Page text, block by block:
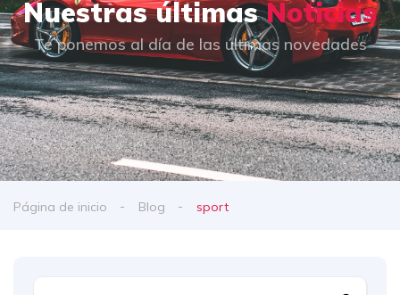
Nuestras últimasNoticias
Te ponemos al día de las últimas novedades
Página de inicio Blog sport